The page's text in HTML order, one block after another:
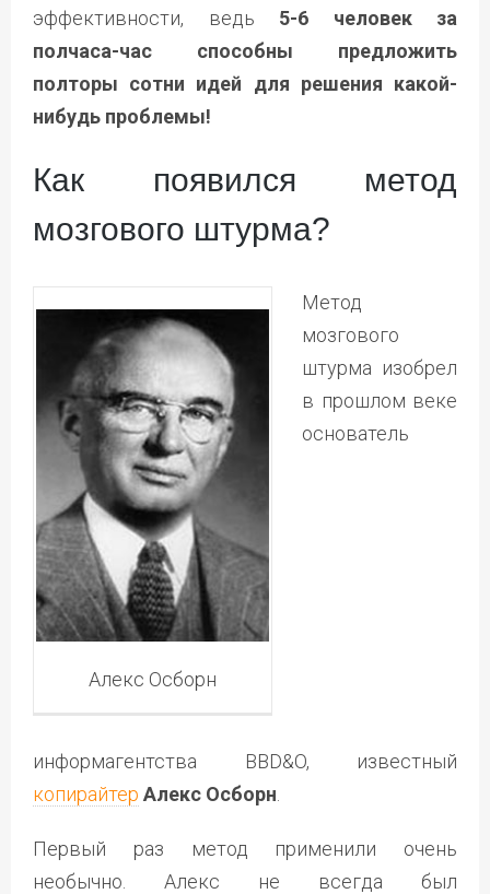
эффективности, ведь 5-6 человек за
полчаса-час способны предложить
полторы сотни идей для решения какой-
нибудь проблемы!
Как появился метод
мозгового штурма?
Алекс Осборн
Метод
мозгового
штурма изобрел
в прошлом веке
основатель
информагентства BBD&O, известный
копирайтер Алекс Осборн
Первый раз метод применили очень
необычно. Алекс не всегда был